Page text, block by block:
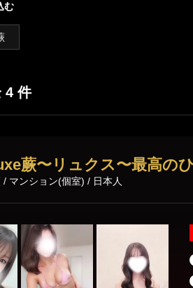
む
4 件
蕨〜リュクス〜最高の
/ マンション(個室) / 日本人
谷・本庄
出張
あかすり